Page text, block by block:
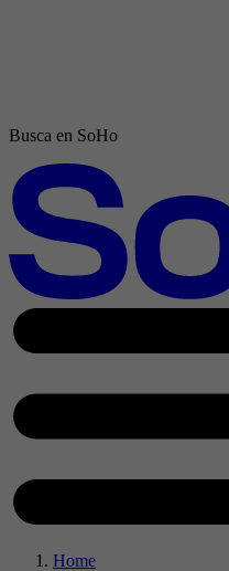
Busca en SoHo
Home